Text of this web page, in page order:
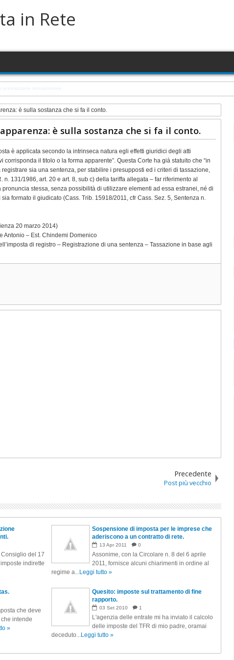
in Rete
è sulla sostanza che si fa il conto.
è sulla sostanza che si fa il conto.
è applicata secondo la intrinseca natura egli effetti giuridici degli atti
il titolo o la forma apparente”. Questa Corte ha già statuito che “in
sia una sentenza, per stabilire i presupposti ed i criteri di tassazione,
n. 131/1986, art. 20 e art. 8, sub c) della tariffa allegata – far riferimento al
stessa, senza possibilità di utilizzare elementi ad essa estranei, né di
formato il giudicato (Cass. Trib. 15918/2011, cfr Cass. Sez. 5, Sentenza n.
20 marzo 2014)
Antonio – Est. Chindemi Domenico
di registro – Registrazione di una sentenza – Tassazione in base agli
Precedente
Post più vecchio
del 17
indirette
Sospensione di imposta per le imprese che
aderiscono a un contratto di rete.
13 Apr 2011 0
Assonime, con la Circolare n. 8 del 6 aprile
2011, fornisce alcuni chiarimenti in ordine al
regime a...Leggi tutto »
che deve
intende
»
Quesito: imposte sul trattamento di fine
rapporto.
03 Set 2010 1
L'agenzia delle entrate mi ha inviato il calcolo
delle imposte del TFR di mio padre, oramai
deceduto...Leggi tutto »